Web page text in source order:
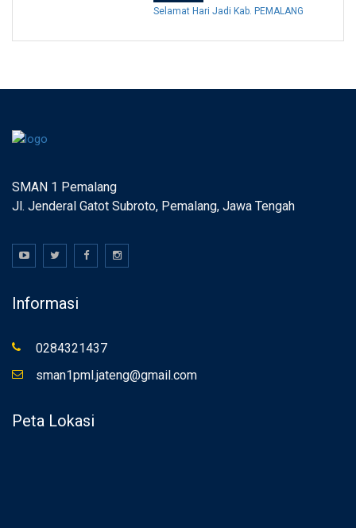
Selamat Hari Jadi Kab. PEMALANG
SMAN 1 Pemalang
Jl. Jenderal Gatot Subroto, Pemalang, Jawa Tengah
Informasi
0284321437
sman1pml.jateng@gmail.com
Peta Lokasi